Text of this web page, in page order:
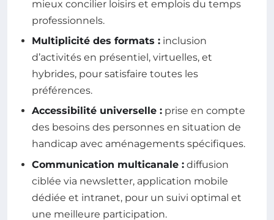
mieux concilier loisirs et emplois du temps
professionnels.
Multiplicité des formats : inclusion
d’activités en présentiel, virtuelles, et
hybrides, pour satisfaire toutes les
préférences.
Accessibilité universelle : prise en compte
des besoins des personnes en situation de
handicap avec aménagements spécifiques.
Communication multicanale : diffusion
ciblée via newsletter, application mobile
dédiée et intranet, pour un suivi optimal et
une meilleure participation.